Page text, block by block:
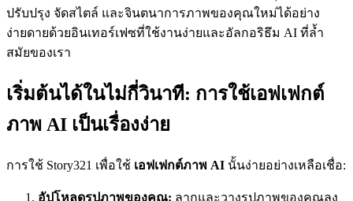
ปรับปรุง จัดสไตล์ และจินตนาการภาพของคุณใหม่ได้อย่าง
ง่ายดายด้วยอินเทอร์เฟซที่ใช้งานง่ายและอัลกอริธึม AI ที่ล้ำ
สมัยของเรา
เริ่มต้นได้ในไม่กี่วินาที: การใช้เอฟเฟกต์
ภาพ AI เป็นเรื่องง่าย
การใช้ Story321 เพื่อใช้ เอฟเฟกต์ภาพ AI นั้นง่ายอย่างเหลือเชื่อ:
อัปโหลดรูปภาพของคุณ: ลากและวางรูปภาพของคุณลง